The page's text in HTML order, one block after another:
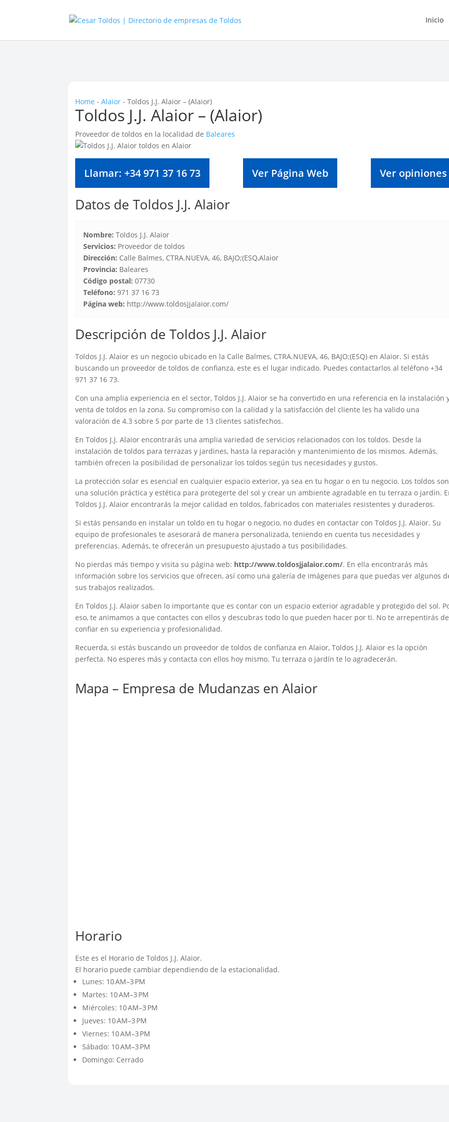
Inicio
Home -Alaior -Toldos J.J. Alaior – (Alaior)
Toldos J.J. Alaior – (Alaior)
Proveedor de toldos en la localidad de Baleares
Llamar: +34 971 37 16 73 Ver Página Web Ver opiniones
Datos de Toldos J.J. Alaior
Nombre: Toldos J.J. Alaior
Servicios: Proveedor de toldos
Dirección: Calle Balmes, CTRA.NUEVA, 46, BAJO;(ESQ,Alaior
Provincia: Baleares
Código postal: 07730
Teléfono: 971 37 16 73
Página web: http://www.toldosjjalaior.com/
Descripción de Toldos J.J. Alaior
Toldos J.J. Alaior es un negocio ubicado en la Calle Balmes, CTRA.NUEVA, 46, BAJO;(ESQ) en Alaior. Si estás
buscando un proveedor de toldos de confianza, este es el lugar indicado. Puedes contactarlos al teléfono +34
971 37 16 73.
Con una amplia experiencia en el sector, Toldos J.J. Alaior se ha convertido en una referencia en la instalación
venta de toldos en la zona. Su compromiso con la calidad y la satisfacción del cliente les ha valido una
valoración de 4.3 sobre 5 por parte de 13 clientes satisfechos.
En Toldos J.J. Alaior encontrarás una amplia variedad de servicios relacionados con los toldos. Desde la
instalación de toldos para terrazas y jardines, hasta la reparación y mantenimiento de los mismos. Además,
también ofrecen la posibilidad de personalizar los toldos según tus necesidades y gustos.
La protección solar es esencial en cualquier espacio exterior, ya sea en tu hogar o en tu negocio. Los toldos son
una solución práctica y estética para protegerte del sol y crear un ambiente agradable en tu terraza o jardín.
Toldos J.J. Alaior encontrarás la mejor calidad en toldos, fabricados con materiales resistentes y duraderos.
Si estás pensando en instalar un toldo en tu hogar o negocio, no dudes en contactar con Toldos J.J. Alaior. Su
equipo de profesionales te asesorará de manera personalizada, teniendo en cuenta tus necesidades y
preferencias. Además, te ofrecerán un presupuesto ajustado a tus posibilidades.
No pierdas más tiempo y visita su página web: http://www.toldosjjalaior.com/. En ella encontrarás más
información sobre los servicios que ofrecen, así como una galería de imágenes para que puedas ver algunos
sus trabajos realizados.
En Toldos J.J. Alaior saben lo importante que es contar con un espacio exterior agradable y protegido del sol.
eso, te animamos a que contactes con ellos y descubras todo lo que pueden hacer por ti. No te arrepentirás de
confiar en su experiencia y profesionalidad.
Recuerda, si estás buscando un proveedor de toldos de confianza en Alaior, Toldos J.J. Alaior es la opción
perfecta. No esperes más y contacta con ellos hoy mismo. Tu terraza o jardín te lo agradecerán.
Mapa – Empresa de Mudanzas en Alaior
Horario
Este es el Horario de Toldos J.J. Alaior.
El horario puede cambiar dependiendo de la estacionalidad.
Lunes: 10 AM–3 PM
Martes: 10 AM–3 PM
Miércoles: 10 AM–3 PM
Jueves: 10 AM–3 PM
Viernes: 10 AM–3 PM
Sábado: 10 AM–3 PM
Domingo: Cerrado